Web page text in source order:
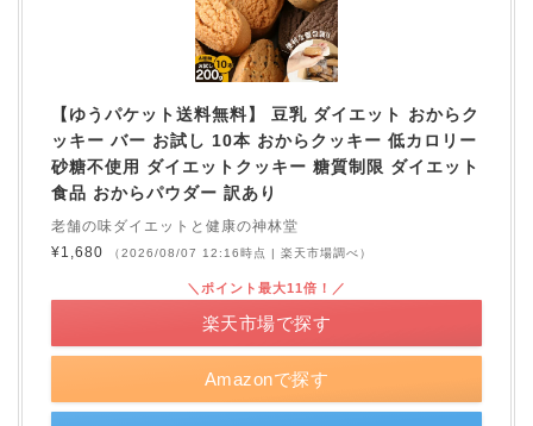
【ゆうパケット送料無料】 豆乳 ダイエット おからク
ッキー バー お試し 10本 おからクッキー 低カロリー
砂糖不使用 ダイエットクッキー 糖質制限 ダイエット
食品 おからパウダー 訳あり
老舗の味ダイエットと健康の神林堂
¥1,680
（2026/08/07 12:16時点 | 楽天市場調べ）
Amazonで探す
＼ポイント最大11倍！／
楽天市場で探す